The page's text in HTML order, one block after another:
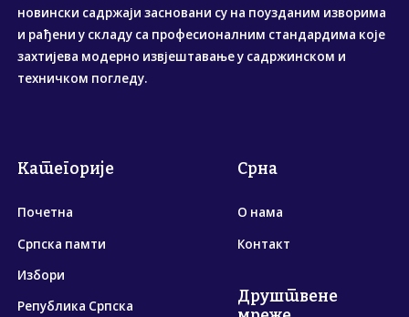
новински садржаји засновани су на поузданим изворима
и рађени у складу са професионалним стандардима које
захтијева модерно извјештавање у садржинском и
техничком погледу.
Категорије
Почетна
Српска памти
Избори
Република Српска
Срна
О нама
Контакт
Друштвене